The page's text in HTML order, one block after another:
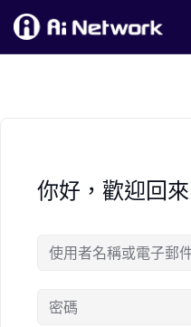
你好，歡迎回來